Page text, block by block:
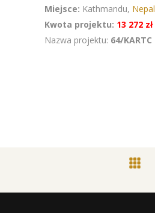
Miejsce: Kathmandu, Nepal
Kwota projektu: 13 272 zł
Nazwa projektu: 64/KARTC